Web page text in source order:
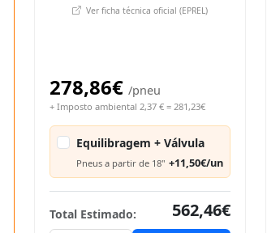
Ver ficha técnica oficial (EPREL)
278,86€ /pneu
+ Imposto ambiental 2,37 € = 281,23€
Equilibragem + Válvula
Pneus a partir de 18" +11,50€/un
Total Estimado:
562,46€